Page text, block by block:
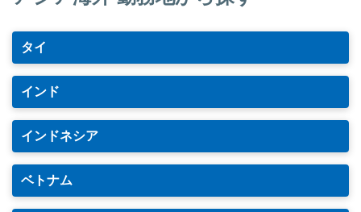
タイ
インド
インドネシア
ベトナム